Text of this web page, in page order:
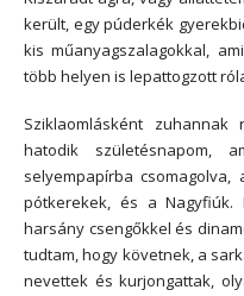
került, egy púderkék
kis műanyagszalagokkal,
több helyen is lepattogzott
Sziklaomlásként
hatodik születésnapom,
selyempapírba
pótkerekek, és a Nagyfiúk.
harsány csengőkkel és
tudtam, hogy követnek, a
nevettek és kurjongattak,